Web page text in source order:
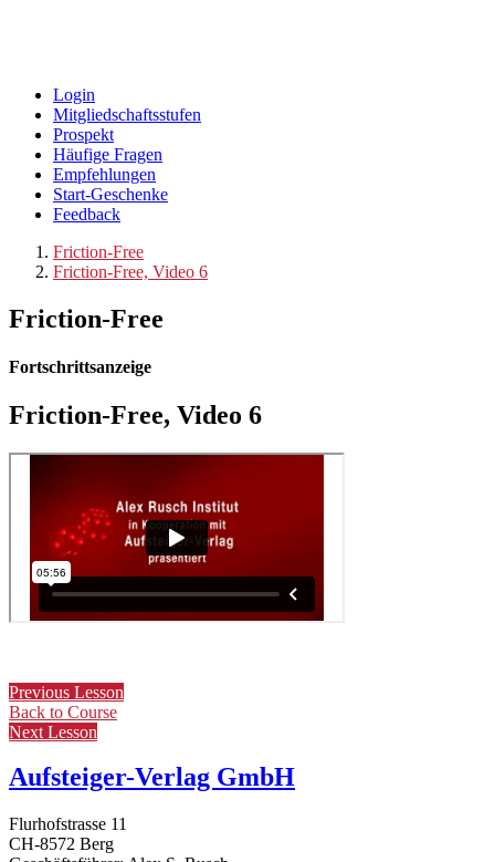
Login
Mitgliedschaftsstufen
Prospekt
Häufige Fragen
Empfehlungen
Start-Geschenke
Feedback
Friction-Free
Friction-Free, Video 6
Friction-Free
Fortschrittsanzeige
Friction-Free, Video 6
Previous Lesson
Back to Course
Next Lesson
Aufsteiger-Verlag GmbH
Flurhofstrasse 11
CH-8572 Berg